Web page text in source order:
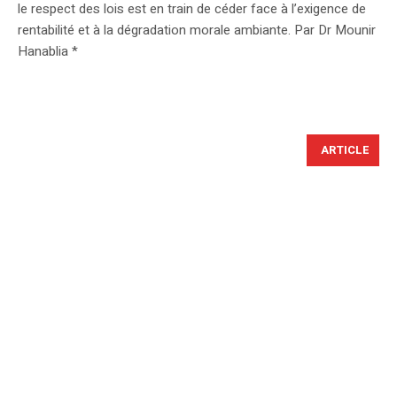
le respect des lois est en train de céder face à l’exigence de
rentabilité et à la dégradation morale ambiante. Par Dr Mounir
Hanablia *
ARTICLE